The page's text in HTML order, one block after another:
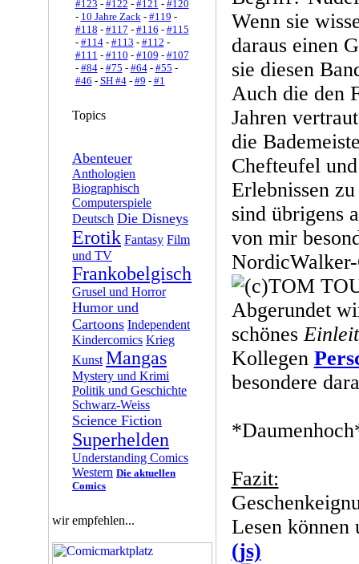
#123 - #122 - #121 - #120
- 10 Jahre Zack- #119 -
#118 - #117 - #116 - #115
- #114- #113 - #112 -
#111 - #110 - #109 - #107
- #84- #75 - #64- #55 -
#46 - SH #4- #9 - #1
Topics
Abenteuer
Anthologien
Biographisch
Computerspiele
Deutsch Die Disneys
Erotik Fantasy Film
und TV
Frankobelgisch
Grusel und Horror
Humor und
Cartoons Independent
Kindercomics Krieg
Kunst Mangas
Mystery und Krimi
Politik und Geschichte
Schwarz-Weiss
Science Fiction
Superhelden
Understanding Comics
Western Die aktuellen
Comics
wir empfehlen...
Wenn sie
daraus einen
sie diesen
Auch die den
Jahren
die
Chefteufel
Erlebnissen
sind übrigens
von mir
Abgerundet
schönes
Kollegen
besondere
Fazit:
Lesen
(js)